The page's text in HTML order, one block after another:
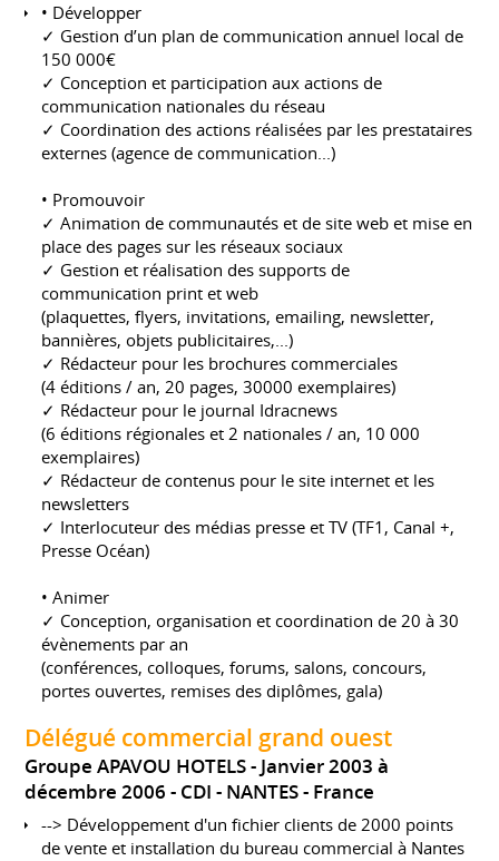
• Développer
✓ Gestion d’un plan de communication annuel local de
150 000€
✓ Conception et participation aux actions de
communication nationales du réseau
✓ Coordination des actions réalisées par les prestataires
externes (agence de communication...)
• Promouvoir
✓ Animation de communautés et de site web et mise en
place des pages sur les réseaux sociaux
✓ Gestion et réalisation des supports de
communication print et web
(plaquettes, flyers, invitations, emailing, newsletter,
bannières, objets publicitaires,...)
✓ Rédacteur pour les brochures commerciales
(4 éditions / an, 20 pages, 30000 exemplaires)
✓ Rédacteur pour le journal Idracnews
(6 éditions régionales et 2 nationales / an, 10 000
exemplaires)
✓ Rédacteur de contenus pour le site internet et les
newsletters
✓ Interlocuteur des médias presse et TV (TF1, Canal +,
Presse Océan)
• Animer
✓ Conception, organisation et coordination de 20 à 30
évènements par an
(conférences, colloques, forums, salons, concours,
portes ouvertes, remises des diplômes, gala)
Délégué commercial grand ouest
Groupe APAVOU HOTELS
Janvier 2003 à
décembre 2006 CDI NANTES France
--> Développement d'un fichier clients de 2000 points
de vente et installation du bureau commercial à Nantes